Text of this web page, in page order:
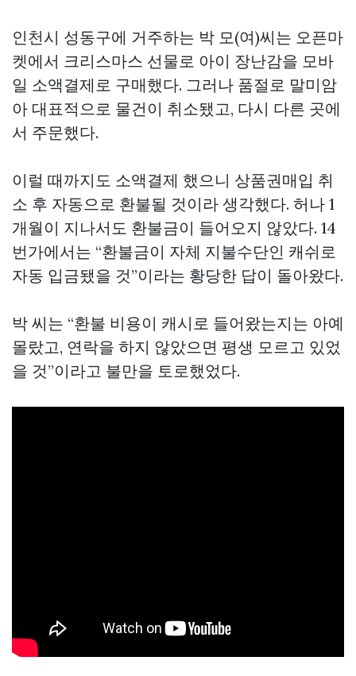
인천시 성동구에 거주하는 박 모(여)씨는 오픈마
켓에서 크리스마스 선물로 아이 장난감을 모바
일 소액결제로 구매했다. 그러나 품절로 말미암
아 대표적으로 물건이 취소됐고, 다시 다른 곳에
서 주문했다.
이럴 때까지도 소액결제 했으니 상품권매입 취
소 후 자동으로 환불될 것이라 생각했다. 허나 1
개월이 지나서도 환불금이 들어오지 않았다. 14
번가에서는 “환불금이 자체 지불수단인 캐쉬로
자동 입금됐을 것”이라는 황당한 답이 돌아왔다.
박 씨는 “환불 비용이 캐시로 들어왔는지는 아예
몰랐고, 연락을 하지 않았으면 평생 모르고 있었
을 것”이라고 불만을 토로했었다.